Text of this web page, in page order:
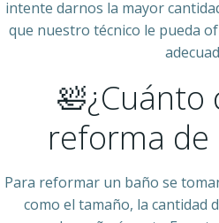
intente darnos la mayor
que nuestro técnico le pueda
🛀¿Cuánto
reforma de
Para reformar un baño se
como el tamaño, la cantidad